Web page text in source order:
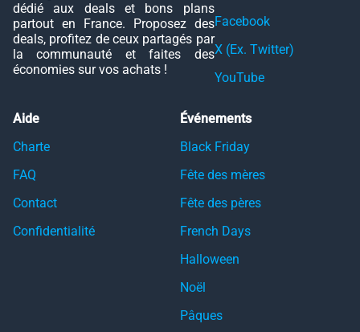
dédié aux deals et bons plans
partout en France. Proposez des
deals, profitez de ceux partagés par
la communauté et faites des
économies sur vos achats !
Facebook
X (Ex. Twitter)
YouTube
Aide
Charte
FAQ
Contact
Confidentialité
Événements
Black Friday
Fête des mères
Fête des pères
French Days
Halloween
Noël
Pâques